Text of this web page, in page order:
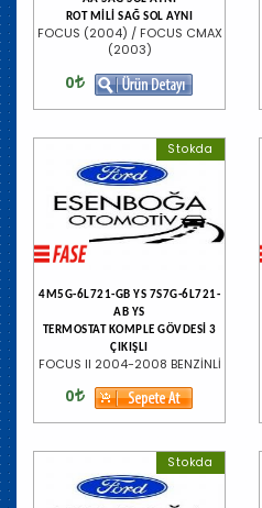
ROT MİLİ SAĞ SOL AYNI
FOCUS (2004) / FOCUS CMAX
(2003)
0
Stokda
4M5G-6L721-GB YS 7S7G-6L721-
AB YS
TERMOSTAT KOMPLE GÖVDESİ 3
ÇIKIŞLI
FOCUS II 2004-2008 BENZİNLİ
0
Stokda